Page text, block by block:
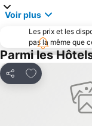
Voir plus
Les prix et les
pas la même que
Parmi les
Partager
Ajouter à mes